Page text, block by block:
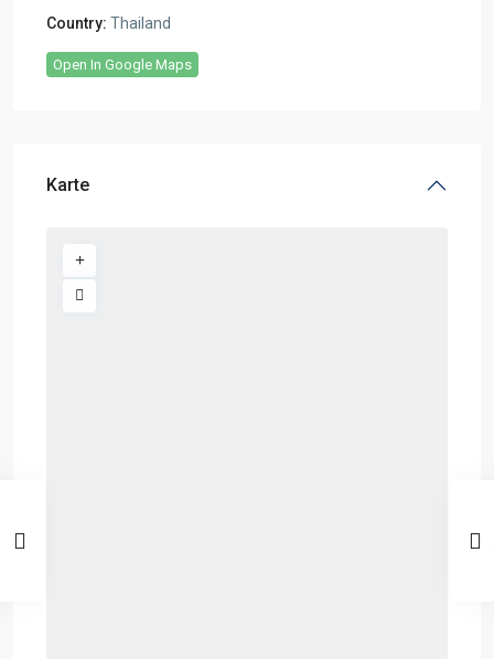
Country: Thailand
Open In Google Maps
Karte